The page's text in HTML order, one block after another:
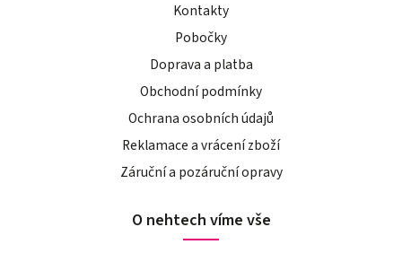
Kontakty
Pobočky
Doprava a platba
Obchodní podmínky
Ochrana osobních údajů
Reklamace a vrácení zboží
Záruční a pozáruční opravy
O nehtech víme vše